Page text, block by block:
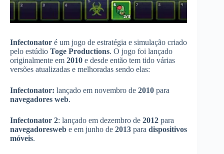
Infectonator é um jogo de estratégia e simulação criado
pelo estúdio Toge Productions. O jogo foi lançado
originalmente em 2010 e desde então tem tido várias
versões atualizadas e melhoradas sendo elas:
Infectonator: lançado em novembro de 2010 para
navegadores web.
Infectonator 2: lançado em dezembro de 2012 para
navegadoresweb e em junho de 2013 para dispositivos
móveis.